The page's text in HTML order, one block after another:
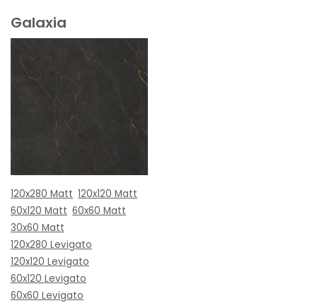
Galaxia
120x280 Matt 120x120 Matt
60x120 Matt 60x60 Matt
30x60 Matt
120x280 Levigato
120x120 Levigato
60x120 Levigato
60x60 Levigato